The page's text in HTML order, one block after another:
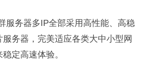
服务器多IP全部采用高性能、高稳
务器，完美适应各类大中小型网
定高速体验。